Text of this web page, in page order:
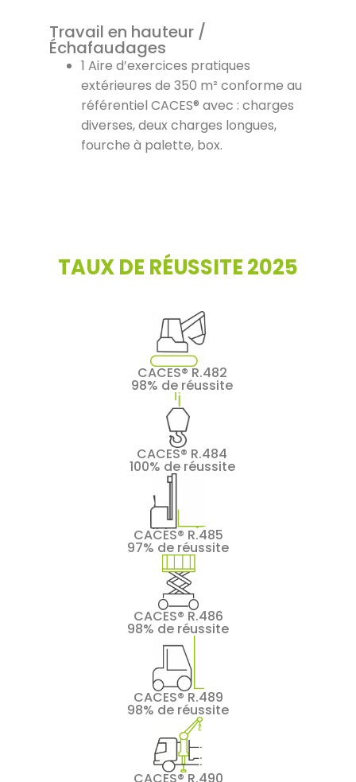
Travail en hauteur /
Échafaudages
1 Aire d’exercices pratiques
extérieures de 350 m² conforme au
référentiel CACES® avec : charges
diverses, deux charges longues,
fourche à palette, box.
TAUX DE RÉUSSITE 2025
CACES® R.482
98% de réussite
CACES® R.484
100% de réussite
CACES® R.485
97% de réussite
CACES® R.486
98% de réussite
CACES® R.489
98% de réussite